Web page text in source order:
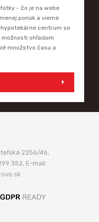
fotky - čo je na webe
ponúk a vieme
centrum so
ohľadom
množstvo času a
2256/46,
352, E-mail: